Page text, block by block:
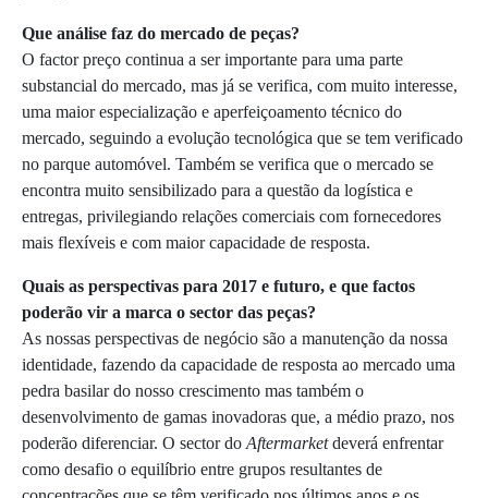
Que análise faz do mercado de peças?
O factor preço continua a ser importante para uma parte
substancial do mercado, mas já se verifica, com muito interesse,
uma maior especialização e aperfeiçoamento técnico do
mercado, seguindo a evolução tecnológica que se tem verificado
no parque automóvel. Também se verifica que o mercado se
encontra muito sensibilizado para a questão da logística e
entregas, privilegiando relações comerciais com fornecedores
mais flexíveis e com maior capacidade de resposta.
Quais as perspectivas para 2017 e futuro, e que factos
poderão vir a marca o sector das peças?
As nossas perspectivas de negócio são a manutenção da nossa
identidade, fazendo da capacidade de resposta ao mercado uma
pedra basilar do nosso crescimento mas também o
desenvolvimento de gamas inovadoras que, a médio prazo, nos
poderão diferenciar. O sector do Aftermarketdeverá enfrentar
como desafio o equilíbrio entre grupos resultantes de